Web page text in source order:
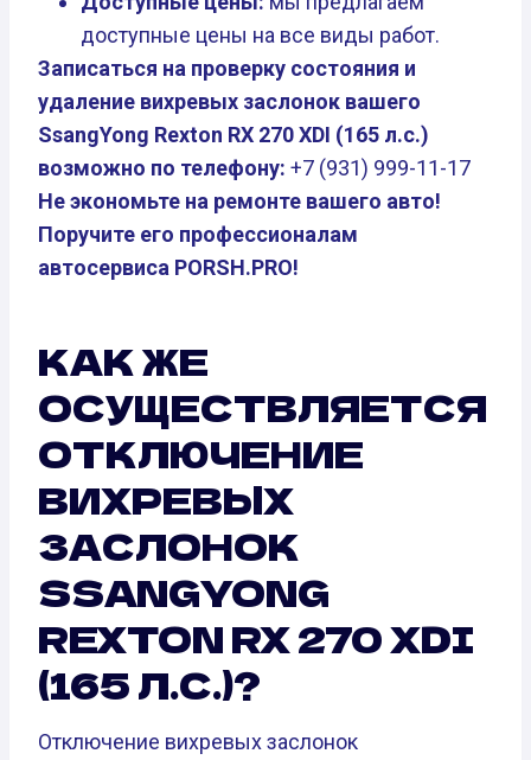
доступные цены на все виды работ.
Записаться на проверку состояния и
удаление вихревых заслонок вашего
SsangYong Rexton RX 270 XDI (165 л.с.)
возможно по телефону: +7 (931) 999-11-17
Не экономьте на ремонте вашего авто!
Поручите его профессионалам
автосервиса PORSH.PRO!
КАК ЖЕ
ОСУЩЕСТВЛЯЕТСЯ
ОТКЛЮЧЕНИЕ
ВИХРЕВЫХ
ЗАСЛОНОК
SSANGYONG
REXTON RX 270 XDI
(165 Л.С.)?
Отключение вихревых заслонок